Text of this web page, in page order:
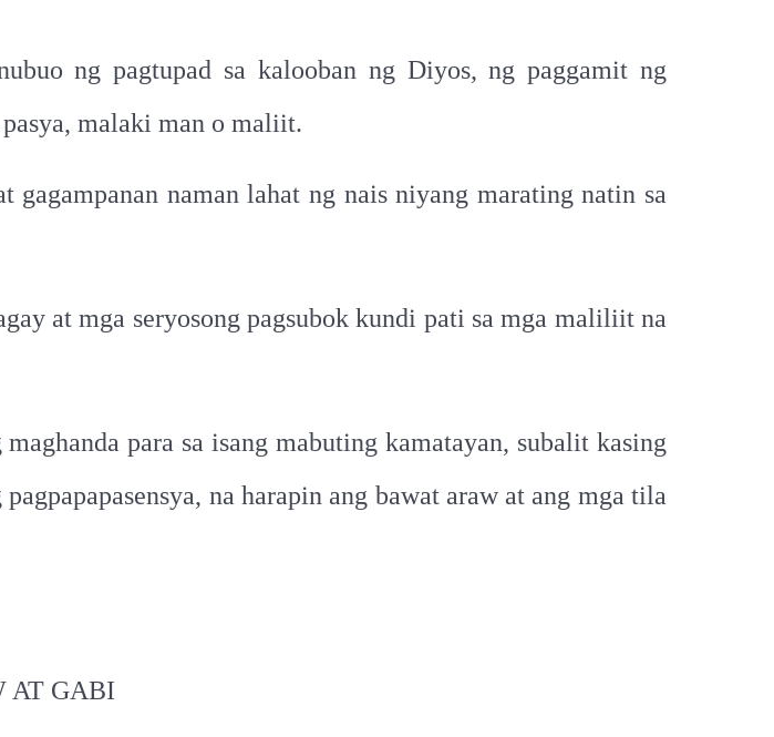
ng pagtupad sa kalooban ng Diyos, ng paggamit ng
malaki man o maliit.
naman lahat ng nais niyang marating natin sa
at mga seryosong pagsubok kundi pati sa mga maliliit na
para sa isang mabuting kamatayan, subalit kasing
na harapin ang bawat araw at ang mga tila
AT GABI